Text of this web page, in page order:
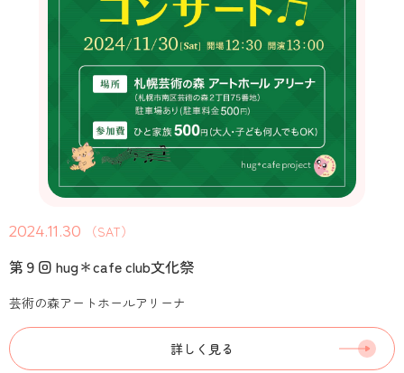
2024.11.30 （SAT）
第９回 hug＊cafe club文化祭
芸術の森アートホールアリーナ
詳しく見る